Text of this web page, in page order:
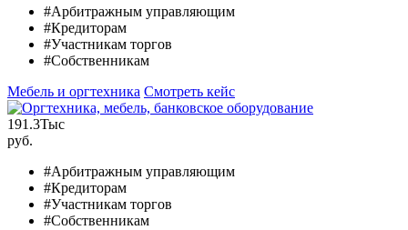
#Арбитражным управляющим
#Кредиторам
#Участникам торгов
#Собственникам
Мебель и оргтехника Смотреть кейс
191.3Тыс
руб.
#Арбитражным управляющим
#Кредиторам
#Участникам торгов
#Собственникам